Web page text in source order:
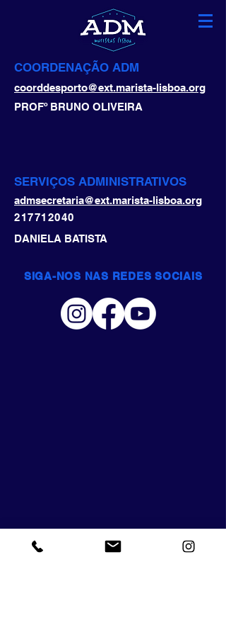
COORDENAÇÃO ADM
coorddesporto@ext.marista-lisboa.org
PROFº BRUNO OLIVEIRA
SERVIÇOS ADMINISTRATIVOS
admsecretaria@ext.marista-lisboa.org
217712040
DANIELA BATISTA
SIGA-NOS NAS REDES SOCIAIS